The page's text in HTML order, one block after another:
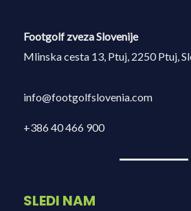
Footgolf zveza Slovenije
Mlinska cesta 13, Ptuj, 2250 Ptuj,
info@footgolfslovenia.com
+386 40 466 900
SLEDI NAM